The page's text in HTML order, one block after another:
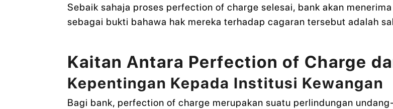
Sebaik sahaja proses perfection of charge selesai, bank akan
sebagai bukti bahawa hak mereka terhadap cagaran tersebut adalah
Kaitan Antara Perfection of Charge
Kepentingan Kepada Institusi Kewangan
Bagi bank, perfection of charge merupakan suatu perlindungan